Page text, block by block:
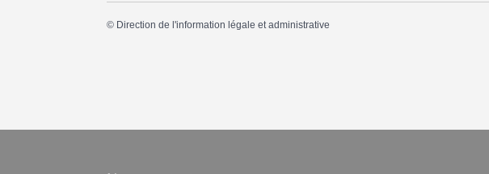
© Direction de l'information légale et administrative